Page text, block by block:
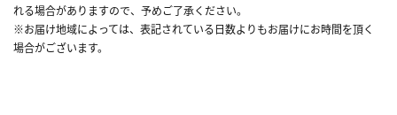
れる場合がありますので、予めご了承ください。
※お届け地域によっては、表記されている日数よりもお届けにお時間を頂く
場合がございます。